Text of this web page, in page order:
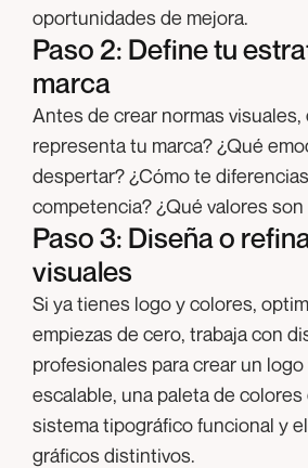
oportunidades de mejora.
Paso 2: Define tu
marca
Antes de crear normas visuales,
representa tu marca? ¿Qué
despertar? ¿Cómo te
competencia? ¿Qué valores
Paso 3: Diseña o
visuales
Si ya tienes logo y colores,
empiezas de cero, trabaja con
profesionales para crear un
escalable, una paleta de
sistema tipográfico funcional y
gráficos distintivos.